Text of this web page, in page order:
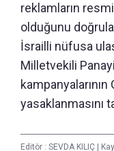
reklamların
olduğunu
İsrailli nüfusa
Milletvekili
yasaklanmasını
Editör : SEVDA KILIÇ